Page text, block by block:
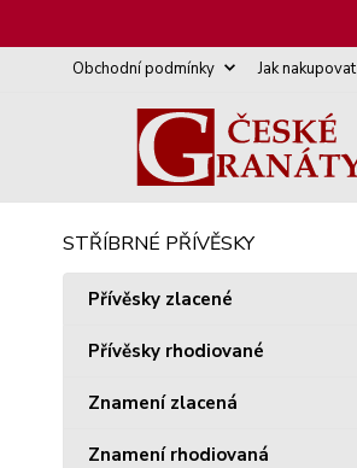
Obchodní podmínky Jak nakupovat
STŘÍBRNÉ PŘÍVĚSKY
Přívěsky zlacené
Přívěsky rhodiované
Znamení zlacená
Znamení rhodiovaná